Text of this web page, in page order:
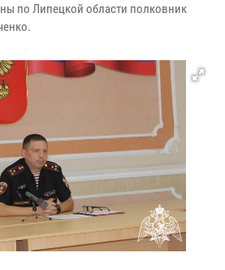
по Липецкой области полковник